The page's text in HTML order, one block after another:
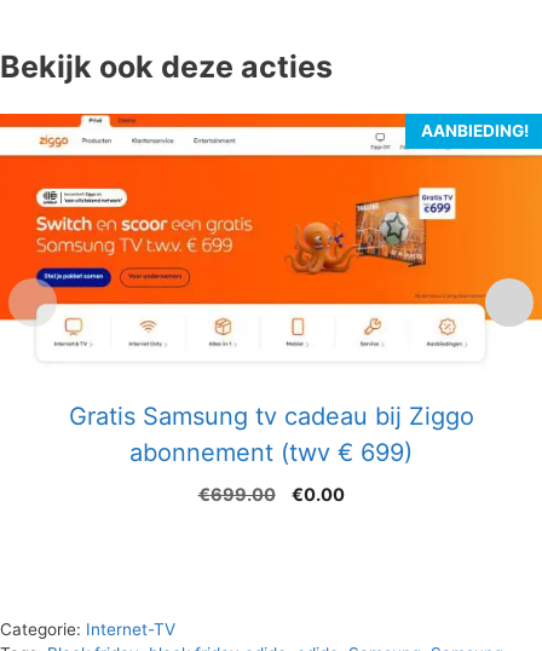
Bekijk ook deze acties
AANBIEDING!
Gratis Samsung tv cadeau bij Ziggo
abonnement (twv € 699)
€699.00
Oorspronkelijke
€0.00Huidige
Categorie: Internet-TV